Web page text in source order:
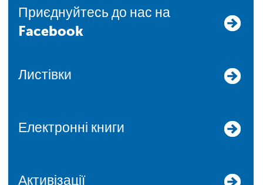
Приєднуйтесь до нас на
Facebook
Листівки
Електронні книги
Активізації